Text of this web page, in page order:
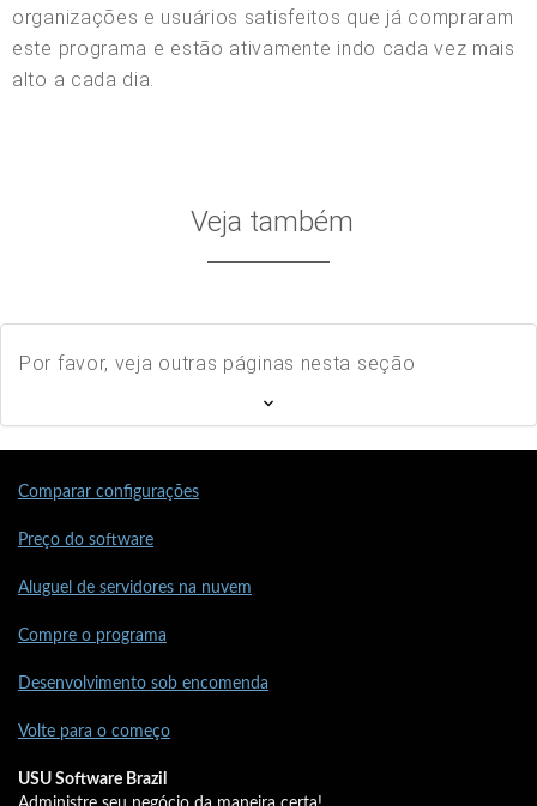
organizações e usuários satisfeitos que já compraram
este programa e estão ativamente indo cada vez mais
alto a cada dia.
Veja também
Por favor, veja outras páginas nesta seção
Comparar configurações
Preço do software
Aluguel de servidores na nuvem
Compre o programa
Desenvolvimento sob encomenda
Volte para o começo
USU Software Brazil